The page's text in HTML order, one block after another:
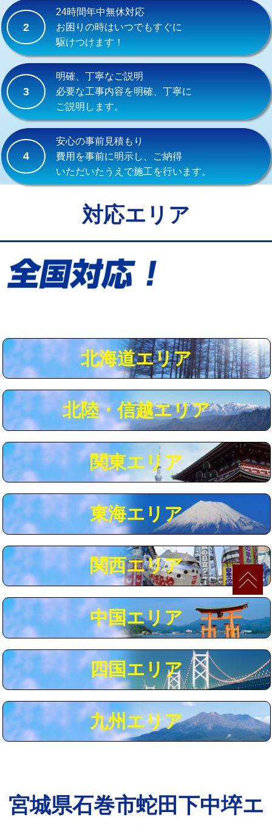
交換・取付(排水栓・排水トラップ
（P/S/ポップアップ））
交換・取付（その他部品）
持込商品取付（単水栓）
持込商品取付（混合水栓） 16,500円
持込商品取付（浄水器・分岐水栓） 16,500円
給水管工事※（ホール加工)
給水管工事※（バンド止め) 3,300円
給水管工事※（保温材使用（バンド止
5,500円
給水管工事※（土の掘削・埋め戻し作
業)
用（追加）/3ｍ超え)
給水管工事※（ライニング鋼管・銅
44,000円
給水管工事※（ライニング鋼管・銅
管・ポリ管・HT管使用/3ｍ超え)
+8,800円
マス交換（土の掘削・埋め戻し作業） 11,000円~
マス交換（深さ50㎝未満） 55,000円
マス交換（深さ50㎝以上） 66,000円
コンクリート斫り（厚さ10㎝まで） 27,500円
コンクリート斫り（厚さ10㎝超え） 38,500円
モルタル補修（厚さ10㎝まで） 27,500円
追加人工 16,500円
※給水管工事は20mmまでの価格です。
2
24時間年中無休対応
お困りの時はいつでもすぐに
駆けつけます！
3
明確、丁寧なご説明
必要な工事内容を明確、丁寧に
ご説明します。
4
安心の事前見積もり
費用を事前に明示し、ご納得
いただいたうえで施工を行います。
対応エリア
北海道エリア
北陸・信越エリア
関東エリア
東海エリア
関西エリア
中国エリア
四国エリア
九州エリア
宮城県石巻市蛇田下中埣エ